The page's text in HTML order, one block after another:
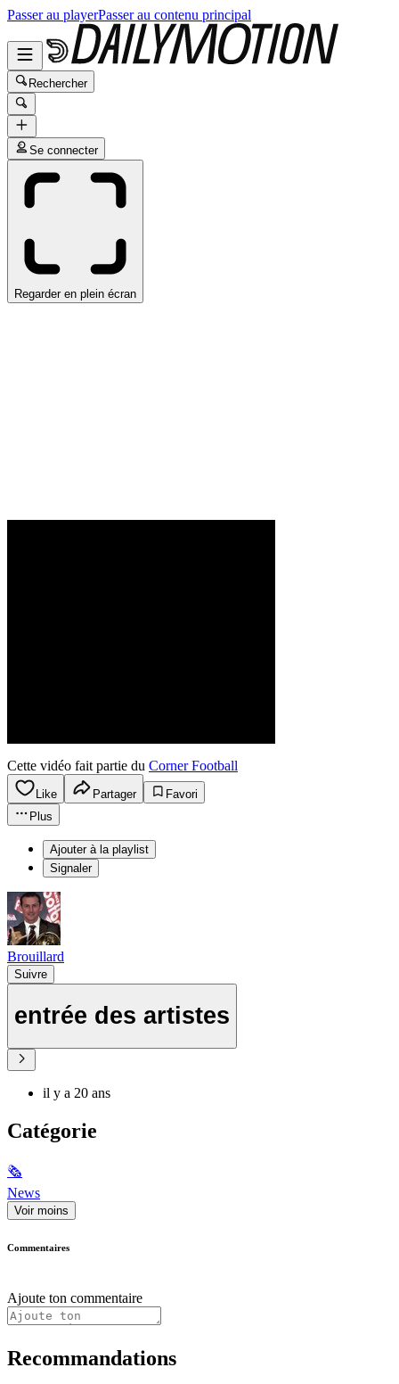
Passer au playerPasser au contenu principal
Rechercher
Se connecter
Regarder en plein écran
Cette vidéo fait partie du Corner Football
Like Partager
Favori
Plus
Ajouter à la playlist
Signaler
Brouillard
Suivre
entrée des artistes
il y a 20 ans
Catégorie
🗞
News
Voir moins
Commentaires
Ajoute ton commentaire
Recommandations